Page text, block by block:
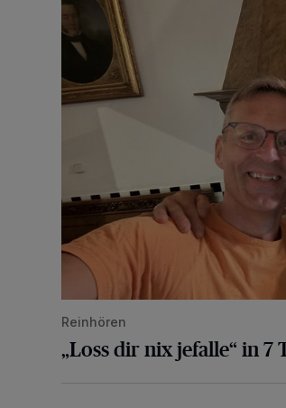
Reinhören
„Loss dir nix jefalle“ in 7